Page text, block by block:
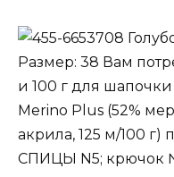
Размер: 38 Вам
и 100 г для
Merino Plus (52%
акрила, 125 м/100 г)
СПИЦЫ N5; крючок